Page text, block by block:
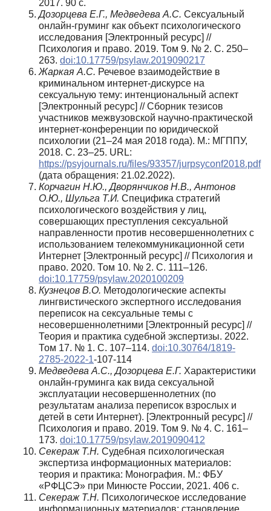
2017. 90 с.
Дозорцева Е.Г., Медведева А.С. Сексуальный
онлайн-груминг как объект психологического
исследования [Электронный ресурс] //
Психология и право. 2019. Том 9. № 2. С. 250–
263. doi:10.17759/psylaw.2019090217
Жаркая А.С. Речевое взаимодействие в
криминальном интернет-дискурсе на
сексуальную тему: интенциональный аспект
[Электронный ресурс] // Сборник тезисов
участников межвузовской научно-практической
интернет-конференции по юридической
психологии (21–24 мая 2018 года). М.: МГППУ,
2018. С. 23–25. URL:
https://psyjournals.ru/files/93357/jurpsyconf2018.pdf
(дата обращения: 21.02.2022).
Корчагин Н.Ю., Дворянчиков Н.В., Антонов
О.Ю., Шульга Т.И. Специфика стратегий
психологического воздействия у лиц,
совершающих преступления сексуальной
направленности против несовершеннолетних с
использованием телекоммуникационной сети
Интернет [Электронный ресурс] // Психология и
право. 2020. Том 10. № 2. С. 111–126.
doi:10.17759/psylaw.2020100209
Кузнецов В.О. Методологические аспекты
лингвистического экспертного исследования
переписок на сексуальные темы с
несовершеннолетними [Электронный ресурс] //
Теория и практика судебной экспертизы. 2022.
Том 17. № 1. С. 107–114. doi:10.30764/1819-
2785-2022-1-107-114
Медведева А.С., Дозорцева Е.Г. Характеристики
онлайн-груминга как вида сексуальной
эксплуатации несовершеннолетних (по
результатам анализа переписок взрослых и
детей в сети Интернет). [Электронный ресурс] //
Психология и право. 2019. Том 9. № 4. С. 161–
173. doi:10.17759/psylaw.2019090412
Секераж Т.Н. Судебная психологическая
экспертиза информационных материалов:
теория и практика: Монография. М.: ФБУ
«РФЦСЭ» при Минюсте России, 2021. 406 с.
Секераж Т.Н. Психологическое исследование
информационных материалов: становление